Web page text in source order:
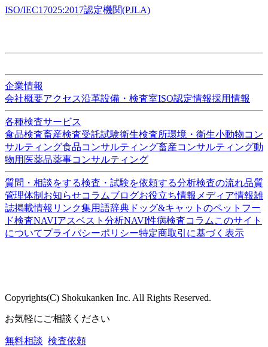
ISO/IEC17025:2017認定機関(PJLA)